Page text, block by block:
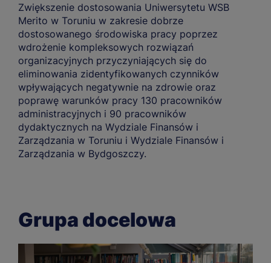
Zwiększenie dostosowania Uniwersytetu WSB
Merito w Toruniu w zakresie dobrze
dostosowanego środowiska pracy poprzez
wdrożenie kompleksowych rozwiązań
organizacyjnych przyczyniających się do
eliminowania zidentyfikowanych czynników
wpływających negatywnie na zdrowie oraz
poprawę warunków pracy 130 pracowników
administracyjnych i 90 pracowników
dydaktycznych na Wydziale Finansów i
Zarządzania w Toruniu i Wydziale Finansów i
Zarządzania w Bydgoszczy.
Grupa docelowa